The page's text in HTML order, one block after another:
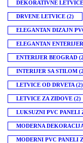
DEKORATIVNE LETVICE
DRVENE LETVICE (2)
ELEGANTAN DIZAJN
ELEGANTAN
ENTERIJER BEOGRAD
INTERIJER SA STILOM
LETVICE OD DRVETA (2)
LETVICE ZA ZIDOVE (2)
LUKSUZNI PVC PANELI
MODERNA
MODERNI PVC PANELI